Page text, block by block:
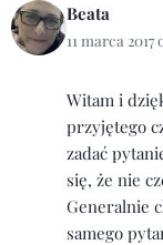
Beata
11 marca 2017
Witam i
przyjętego
zadać
się, że nie
Generalnie
samego